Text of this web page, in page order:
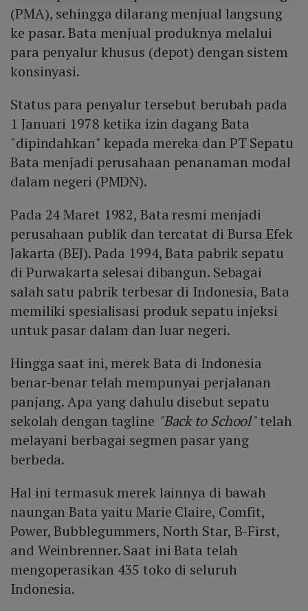
(PMA), sehingga dilarang menjual langsung
ke pasar. Bata menjual produknya melalui
para penyalur khusus (depot) dengan sistem
konsinyasi.
Status para penyalur tersebut berubah pada
1 Januari 1978 ketika izin dagang Bata
"dipindahkan" kepada mereka dan PT Sepatu
Bata menjadi perusahaan penanaman modal
dalam negeri (PMDN).
Pada 24 Maret 1982, Bata resmi menjadi
perusahaan publik dan tercatat di Bursa Efek
Jakarta (BEJ). Pada 1994, Bata pabrik sepatu
di Purwakarta selesai dibangun. Sebagai
salah satu pabrik terbesar di Indonesia, Bata
memiliki spesialisasi produk sepatu injeksi
untuk pasar dalam dan luar negeri.
Hingga saat ini, merek Bata di Indonesia
benar-benar telah mempunyai perjalanan
panjang. Apa yang dahulu disebut sepatu
sekolah dengan tagline "Back to School"telah
melayani berbagai segmen pasar yang
berbeda.
Hal ini termasuk merek lainnya di bawah
naungan Bata yaitu Marie Claire, Comfit,
Power, Bubblegummers, North Star, B-First,
and Weinbrenner. Saat ini Bata telah
mengoperasikan 435 toko di seluruh
Indonesia.